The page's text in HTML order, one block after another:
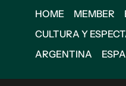
HOME MEMBER
CULTURA Y
ARGENTINA